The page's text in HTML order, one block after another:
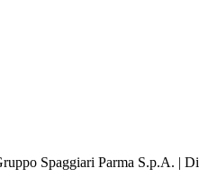
Spaggiari Parma S.p.A. |